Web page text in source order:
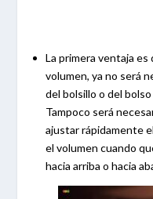
La primera ventaja
volumen, ya no será
del bolsillo o del
Tampoco será
ajustar rápidamente
el volumen cuando
hacia arriba o hacia